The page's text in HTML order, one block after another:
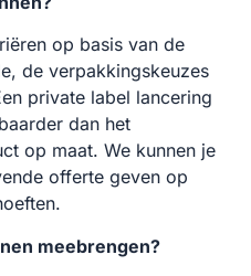
op basis van de
de verpakkingskeuzes
private label lancering
dan het
op maat. We kunnen je
offerte geven op
meebrengen?